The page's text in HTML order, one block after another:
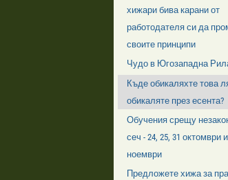
хижари бива карани от
работодателя си да
своите принципи
Чудо в Югозападна
Къде обикаляхте това
обикаляте през есента?
Обучения срещу
сеч - 24, 25, 31 октомври и
ноември
Предложете хижа за